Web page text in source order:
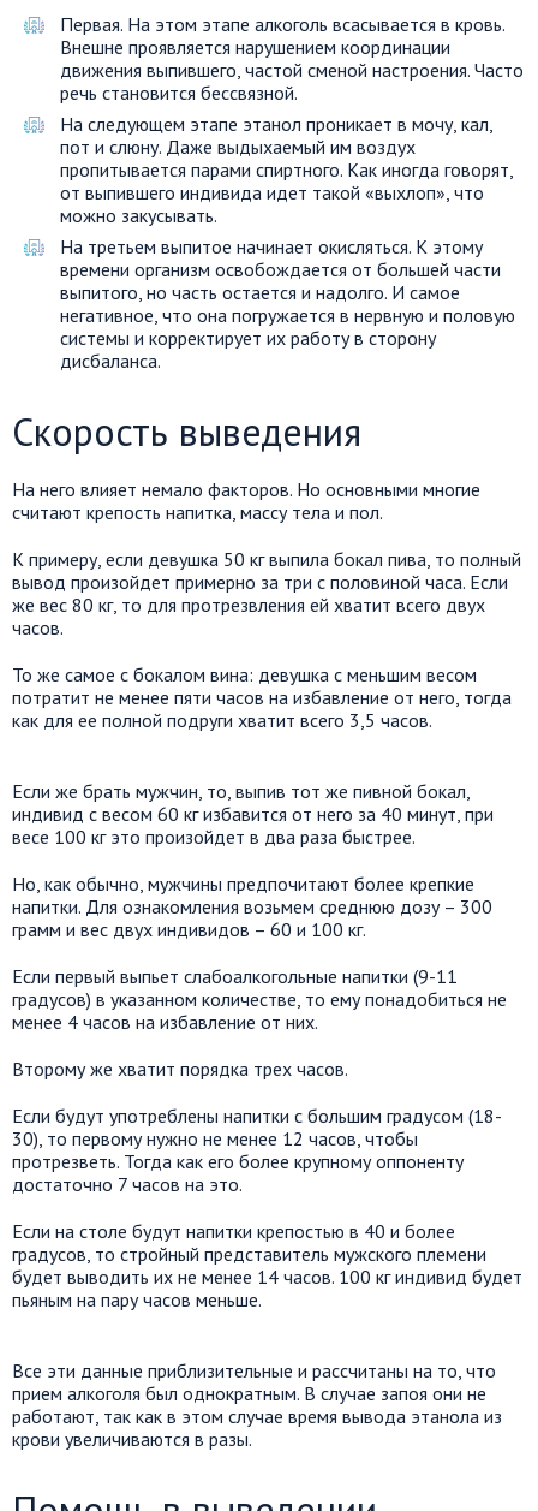
Первая. На этом этапе алкоголь всасывается в кровь.
Внешне проявляется нарушением координации
движения выпившего, частой сменой настроения. Часто
речь становится бессвязной.
На следующем этапе этанол проникает в мочу, кал,
пот и слюну. Даже выдыхаемый им воздух
пропитывается парами спиртного. Как иногда говорят,
от выпившего индивида идет такой «выхлоп», что
можно закусывать.
На третьем выпитое начинает окисляться. К этому
времени организм освобождается от большей части
выпитого, но часть остается и надолго. И самое
негативное, что она погружается в нервную и половую
системы и корректирует их работу в сторону
дисбаланса.
Скорость выведения
На него влияет немало факторов. Но основными многие
считают крепость напитка, массу тела и пол.
К примеру, если девушка 50 кг выпила бокал пива, то полный
вывод произойдет примерно за три с половиной часа. Если
же вес 80 кг, то для протрезвления ей хватит всего двух
часов.
То же самое с бокалом вина: девушка с меньшим весом
потратит не менее пяти часов на избавление от него, тогда
как для ее полной подруги хватит всего 3,5 часов.
Если же брать мужчин, то, выпив тот же пивной бокал,
индивид с весом 60 кг избавится от него за 40 минут, при
весе 100 кг это произойдет в два раза быстрее.
Но, как обычно, мужчины предпочитают более крепкие
напитки. Для ознакомления возьмем среднюю дозу – 300
грамм и вес двух индивидов – 60 и 100 кг.
Если первый выпьет слабоалкогольные напитки (9-11
градусов) в указанном количестве, то ему понадобиться не
менее 4 часов на избавление от них.
Второму же хватит порядка трех часов.
Если будут употреблены напитки с большим градусом (18-
30), то первому нужно не менее 12 часов, чтобы
протрезветь. Тогда как его более крупному оппоненту
достаточно 7 часов на это.
Если на столе будут напитки крепостью в 40 и более
градусов, то стройный представитель мужского племени
будет выводить их не менее 14 часов. 100 кг индивид будет
пьяным на пару часов меньше.
Все эти данные приблизительные и рассчитаны на то, что
прием алкоголя был однократным. В случае запоя они не
работают, так как в этом случае время вывода этанола из
крови увеличиваются в разы.